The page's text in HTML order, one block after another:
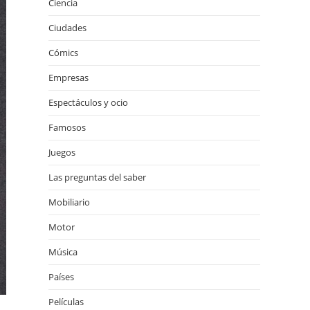
Ciencia
Ciudades
Cómics
Empresas
Espectáculos y ocio
Famosos
Juegos
Las preguntas del saber
Mobiliario
Motor
Música
Países
Películas